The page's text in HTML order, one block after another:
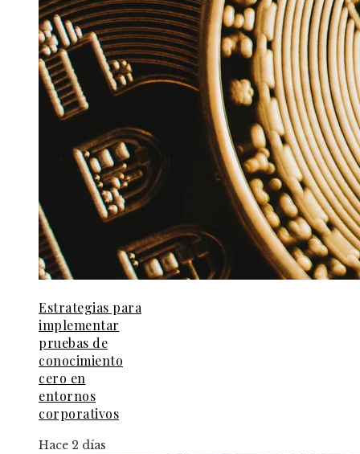
Estrategias para
implementar
pruebas de
conocimiento
cero en
entornos
corporativos
Hace 2 días